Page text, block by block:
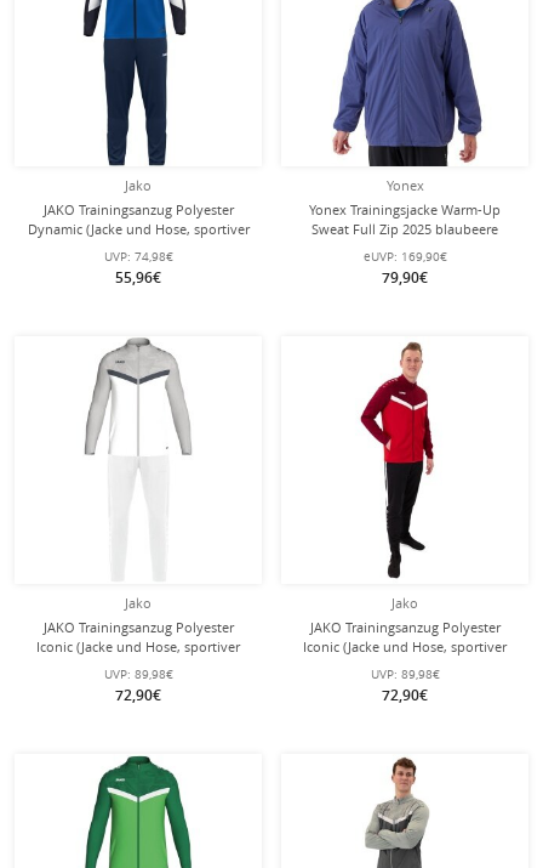
Jako
JAKO Trainingsanzug Polyester
Dynamic (Jacke und Hose, sportiver
Schnitt) royalblau/weiss/marineblau
Kinder
UVP: 74,98€
55,96€
Yonex
Yonex Trainingsjacke Warm-Up
Sweat Full Zip 2025 blaubeere
Herren
eUVP: 169,90€
79,90€
Jako
JAKO Trainingsanzug Polyester
Iconic (Jacke und Hose, sportiver
Schnitt) weiss/grau Herren
UVP: 89,98€
72,90€
Jako
JAKO Trainingsanzug Polyester
Iconic (Jacke und Hose, sportiver
Schnitt) rot/weinrot Herren
UVP: 89,98€
72,90€